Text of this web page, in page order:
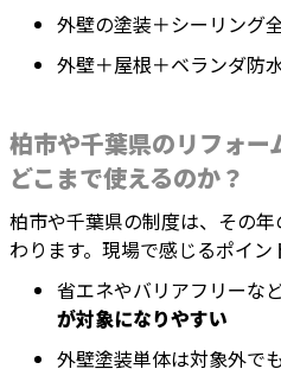
外壁の塗装＋シーリング
外壁＋屋根＋ベランダ防
柏市や千葉県のリフォ
どこまで使えるのか？
柏市や千葉県の制度は、その
わります。現場で感じるポイン
省エネやバリアフリーなど
が対象になりやすい
外壁塗装単体は対象外で